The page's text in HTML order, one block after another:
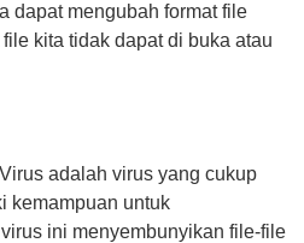
dapat mengubah format file
kita tidak dapat di buka atau
adalah virus yang cukup
kemampuan untuk
ini menyembunyikan file-file